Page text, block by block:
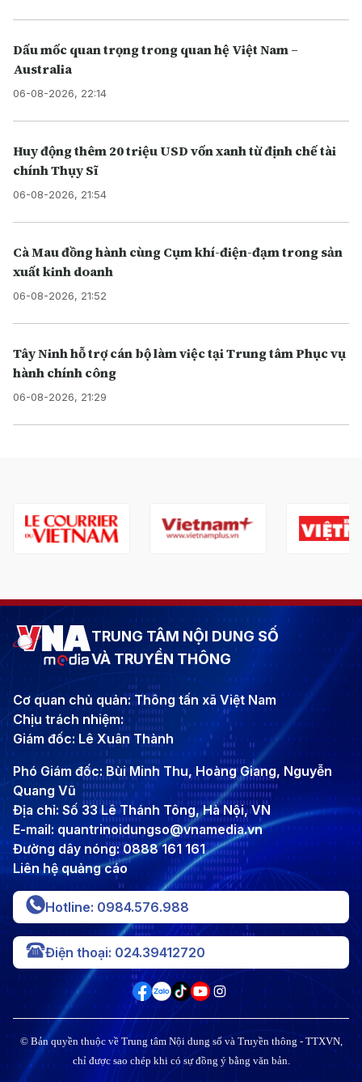
Dấu mốc quan trọng trong quan hệ Việt Nam –
Australia
06-08-2026, 22:14
Huy động thêm 20 triệu USD vốn xanh từ định chế tài
chính Thụy Sĩ
06-08-2026, 21:54
Cà Mau đồng hành cùng Cụm khí-điện-đạm trong sản
xuất kinh doanh
06-08-2026, 21:52
Tây Ninh hỗ trợ cán bộ làm việc tại Trung tâm Phục vụ
hành chính công
06-08-2026, 21:29
TRUNG TÂM NỘI DUNG SỐ
VÀ TRUYỀN THÔNG
Cơ quan chủ quản: Thông tấn xã Việt Nam
Chịu trách nhiệm:
Giám đốc: Lê Xuân Thành
Phó Giám đốc: Bùi Minh Thu, Hoàng Giang, Nguyễn
Quang Vũ
Địa chỉ: Số 33 Lê Thánh Tông, Hà Nội, VN
E-mail: quantrinoidungso@vnamedia.vn
Đường dây nóng: 0888 161 161
Liên hệ quảng cáo
Hotline: 0984.576.988
Điện thoại: 024.39412720
© Bản quyền thuộc về Trung tâm Nội dung số và Truyền thông - TTXVN,
chỉ được sao chép khi có sự đồng ý bằng văn bản.